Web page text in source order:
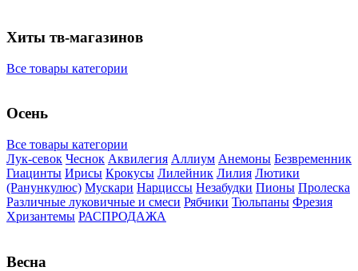
Хиты тв-магазинов
Все товары категории
Осень
Все товары категории
Лук-севок Чеснок Аквилегия Аллиум Анемоны Безвременник
Гиацинты Ирисы Крокусы Лилейник Лилия Лютики
(Ранункулюс) Мускари Нарцисcы Незабудки Пионы Пролеска
Различные луковичные и смеси Рябчики Тюльпаны Фрезия
Хризантемы РАСПРОДАЖА
Весна